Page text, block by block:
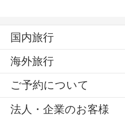
国内旅行
海外旅行
ご予約について
法人・企業のお客様